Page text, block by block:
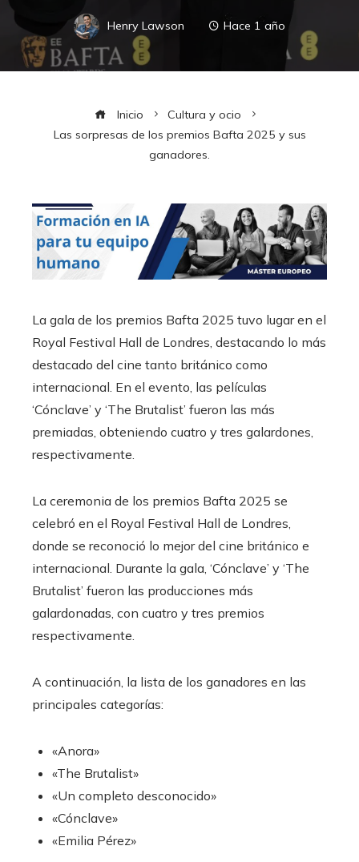
Henry Lawson Hace 1 año
Inicio
Cultura y ocio
Las sorpresas de los premios Bafta 2025 y sus
ganadores.
La gala de los premios Bafta 2025 tuvo lugar en el
Royal Festival Hall de Londres, destacando lo más
destacado del cine tanto británico como
internacional. En el evento, las películas
‘Cónclave’ y ‘The Brutalist’ fueron las más
premiadas, obteniendo cuatro y tres galardones,
respectivamente.
La ceremonia de los premios Bafta 2025 se
celebró en el Royal Festival Hall de Londres,
donde se reconoció lo mejor del cine británico e
internacional. Durante la gala, ‘Cónclave’ y ‘The
Brutalist’ fueron las producciones más
galardonadas, con cuatro y tres premios
respectivamente.
A continuación, la lista de los ganadores en las
principales categorías:
«Anora»
«The Brutalist»
«Un completo desconocido»
«Cónclave»
«Emilia Pérez»